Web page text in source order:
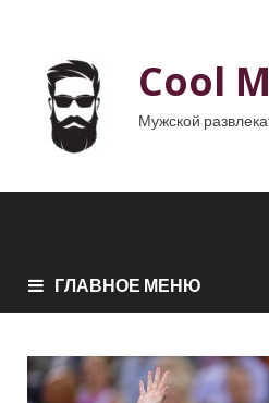
Cool
Мужской
ГЛАВНОЕ МЕНЮ